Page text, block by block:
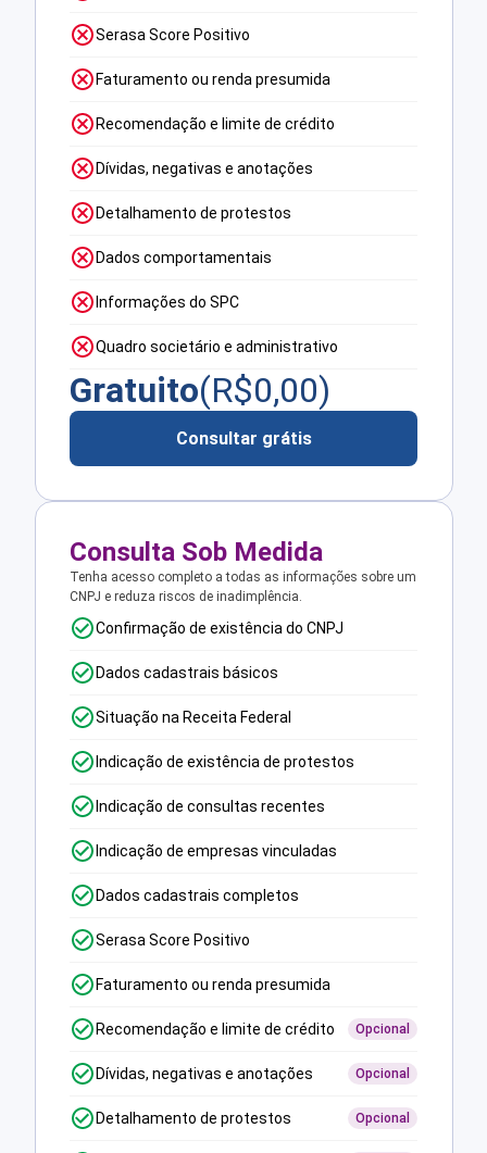
Serasa Score Positivo
Faturamento ou renda presumida
Recomendação e limite de crédito
Dívidas, negativas e anotações
Detalhamento de protestos
Dados comportamentais
Informações do SPC
Quadro societário e administrativo
Gratuito(R$0,00)
Consultar grátis
Consulta Sob Medida
Tenha acesso completo a todas as informações sobre um
CNPJ e reduza riscos de inadimplência.
Confirmação de existência do CNPJ
Dados cadastrais básicos
Situação na Receita Federal
Indicação de existência de protestos
Indicação de consultas recentes
Indicação de empresas vinculadas
Dados cadastrais completos
Serasa Score Positivo
Faturamento ou renda presumida
Recomendação e limite de crédito Opcional
Dívidas, negativas e anotações Opcional
Detalhamento de protestos Opcional